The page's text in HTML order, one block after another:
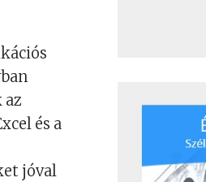
az
és a
jóval